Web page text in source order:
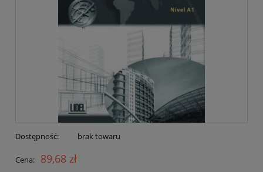
Dostępność: brak towaru
Cena: 89,68 zł